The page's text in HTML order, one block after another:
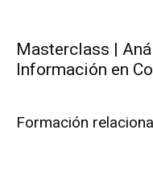
Masterclass |
Información en
Formación